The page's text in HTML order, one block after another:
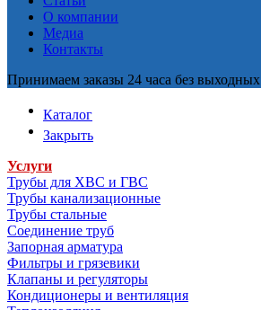
О компании
Медиа
Контакты
Принимаем заказы 24 часа без выходных
Каталог
Закрыть
Услуги
Трубы для ХВС и ГВС
Трубы канализационные
Трубы стальные
Соединение труб
Запорная арматура
Фильтры и грязевики
Клапаны и регуляторы
Кондиционеры и вентиляция